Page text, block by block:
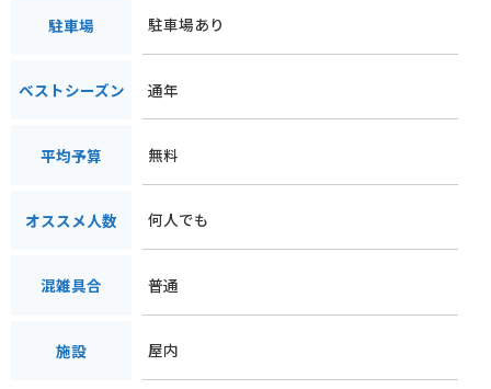
駐車場 駐車場あり
ベストシーズン 通年
平均予算 無料
オススメ人数 何人でも
混雑具合 普通
施設 屋内